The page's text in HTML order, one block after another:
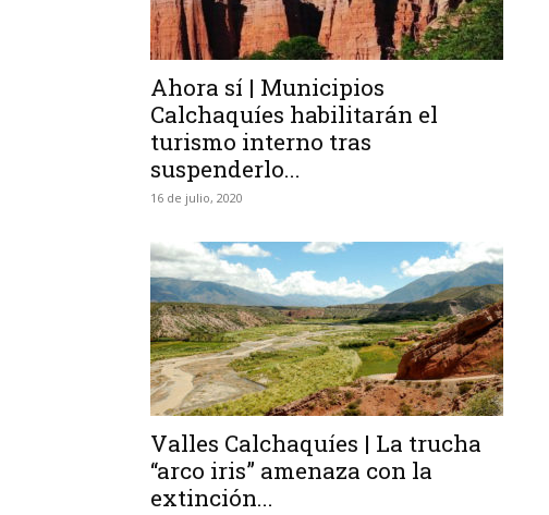
Ahora sí | Municipios
Calchaquíes habilitarán el
turismo interno tras
suspenderlo...
16 de julio, 2020
Valles Calchaquíes | La trucha
“arco iris” amenaza con la
extinción...